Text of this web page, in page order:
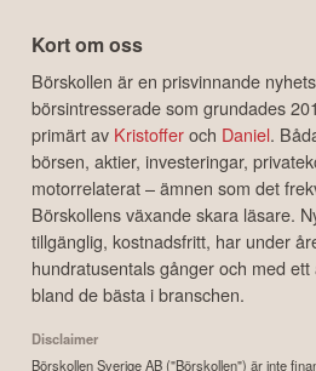
Kort om oss
Börskollen är en prisvinnande
börsintresserade som grundades
primärt av Kristofferoch Daniel.
börsen, aktier, investeringar,
motorrelaterat – ämnen som det
Börskollens växande skara läsare.
tillgänglig, kostnadsfritt, har under
hundratusentals gånger och med
bland de bästa i branschen.
Disclaimer
Börskollen Sverige AB ("Börskollen") är inte